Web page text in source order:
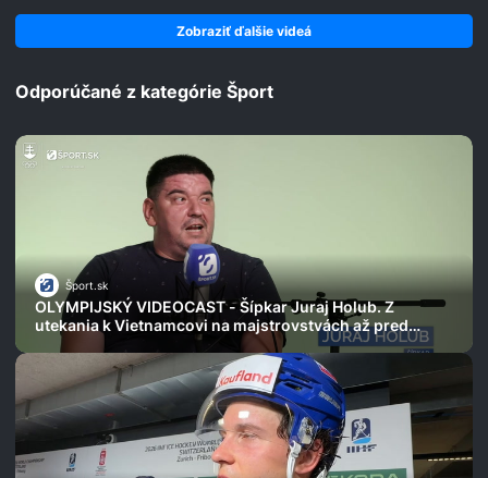
Zobraziť ďalšie videá
Odporúčané z kategórie Šport
Šport.sk
OLYMPIJSKÝ VIDEOCAST - Šípkar Juraj Holub. Z
utekania k Vietnamcovi na majstrovstvách až pred
tisícky divákov